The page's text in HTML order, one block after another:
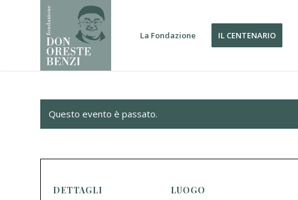
La Fondazione IL CENTENARIO
Questo evento è passato.
DETTAGLI LUOGO